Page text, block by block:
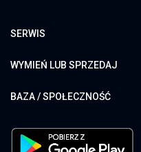
SERWIS
WYMIEŃ LUB SPRZEDAJ
BAZA / SPOŁECZNOŚĆ